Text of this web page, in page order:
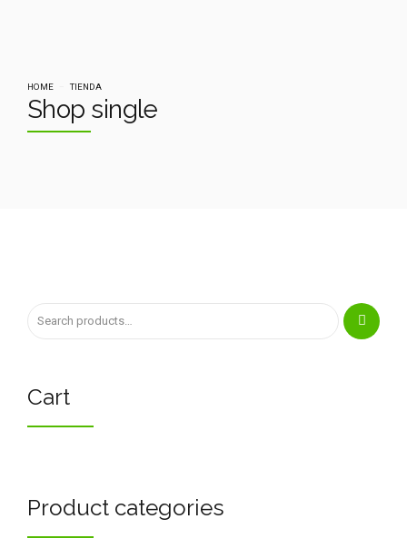
HOME TIENDA
Shop single
Cart
Product categories